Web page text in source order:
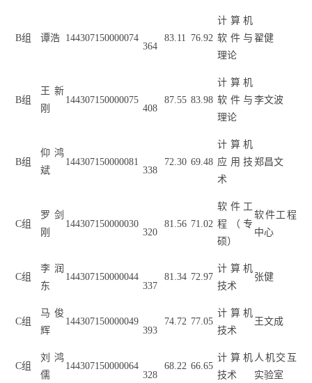
B组 谭浩 144307150000074
364
83.11 76.92
计算机
软件与
理论
翟健
B组
王新
刚
144307150000075
408
87.55 83.98
计算机
软件与
理论
李文波
B组
仰鸿
斌
144307150000081
338
72.30 69.48
计算机
应用技
术
郑昌文
C组
罗剑
刚
144307150000030
320
81.56 71.02
软件工
程（专
硕）
软件工程
中心
C组
李润
东
144307150000044
337
81.34 72.97
计算机
技术
张健
C组
马俊
辉
144307150000049
393
74.72 77.05
计算机
技术
王文成
C组
刘鸿
儒
144307150000064
328
68.22 66.65
计算机
技术
人机交互
实验室